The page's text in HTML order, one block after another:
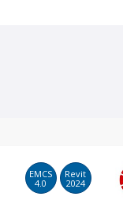
EMCS
4.0
Revit
2024